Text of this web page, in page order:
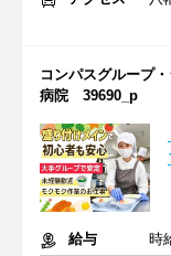
コンパスグループ
病院 39690_p
給与
時